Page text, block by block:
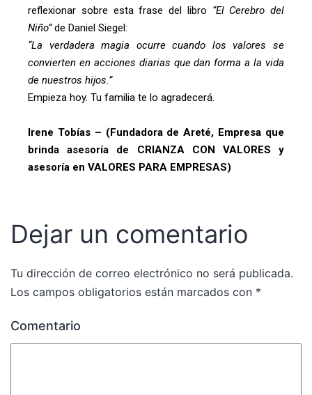
reflexionar sobre esta frase del libro “El Cerebro del
Niño”de Daniel Siegel:
“La verdadera magia ocurre cuando los valores se
convierten en acciones diarias que dan forma a la vida
de nuestros hijos.”
Empieza hoy. Tu familia te lo agradecerá.
Irene Tobías – (Fundadora de Areté, Empresa que
brinda asesoría de CRIANZA CON VALORES y
asesoría en VALORES PARA EMPRESAS)
Dejar un comentario
Tu dirección de correo electrónico no será publicada.
Los campos obligatorios están marcados con *
Comentario